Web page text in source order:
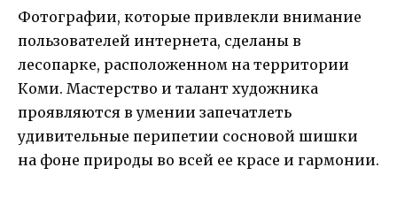
Фотографии, которые привлекли внимание
пользователей интернета, сделаны в
лесопарке, расположенном на территории
Коми. Мастерство и талант художника
проявляются в умении запечатлеть
удивительные перипетии сосновой шишки
на фоне природы во всей ее красе и гармонии.